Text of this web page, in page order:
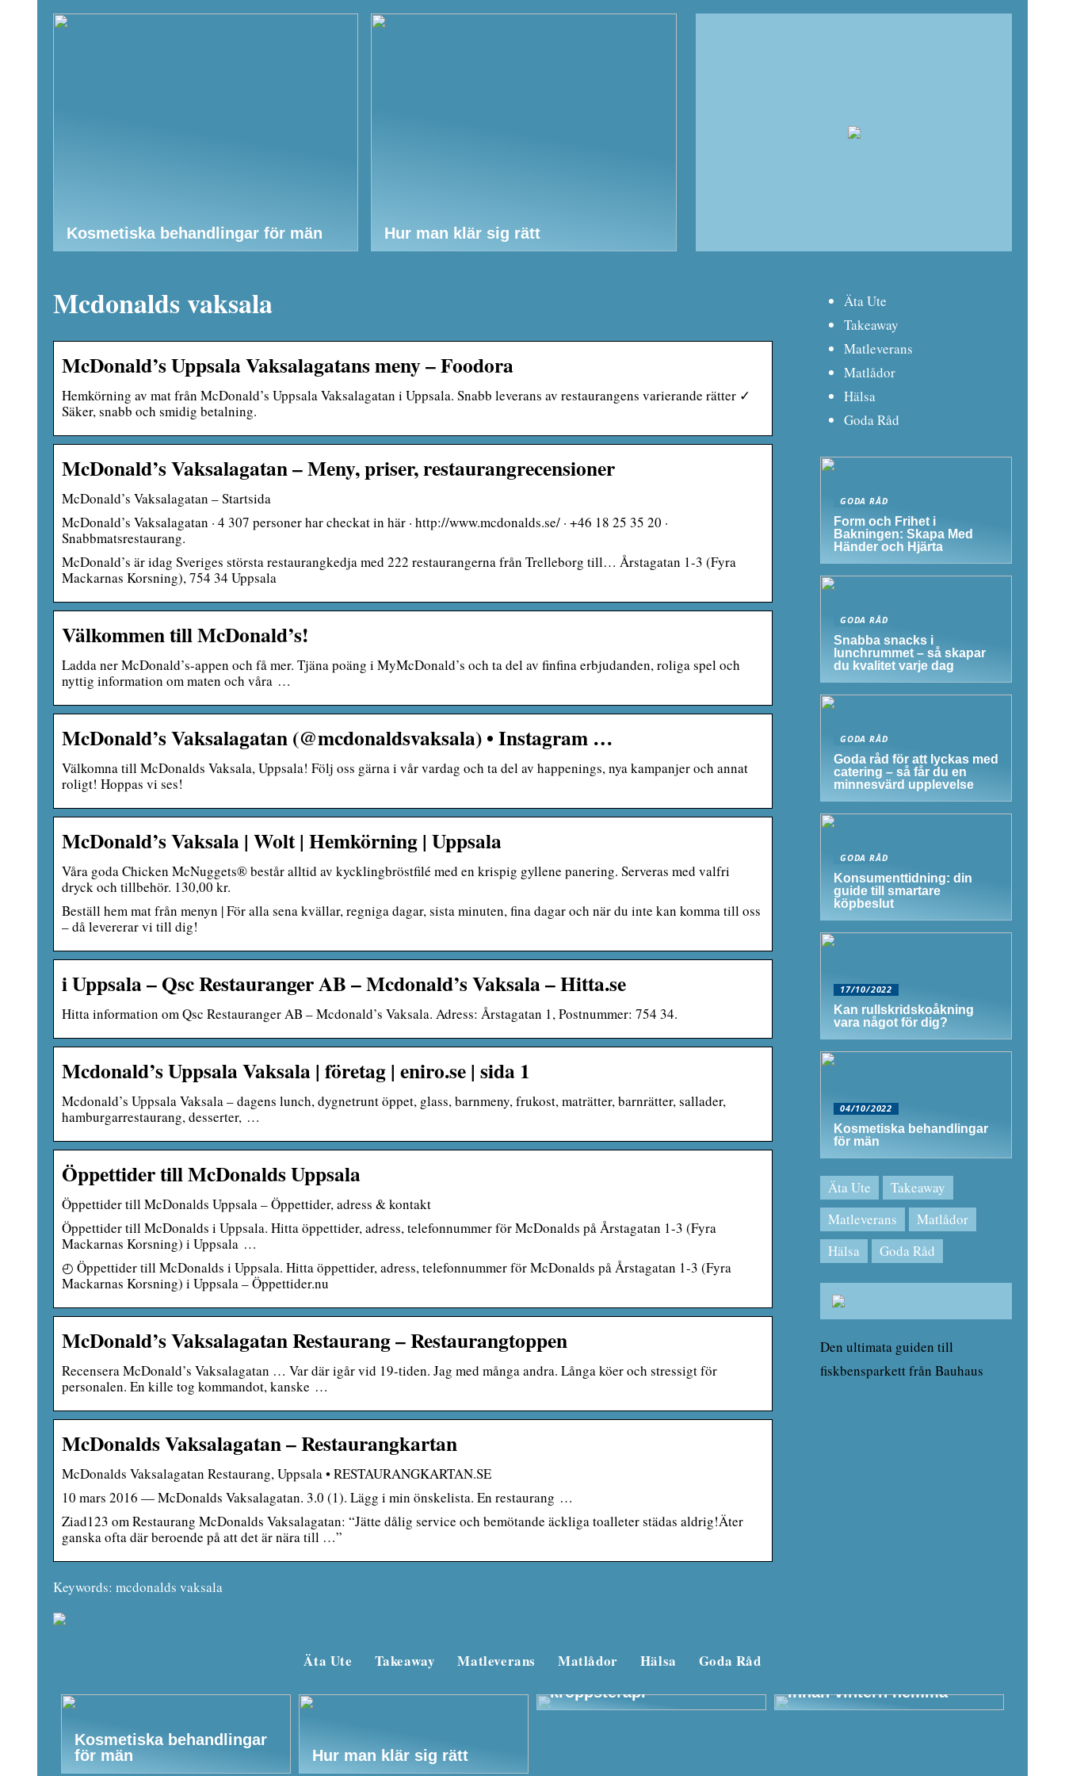
Kosmetiska behandlingar för män Hur man klär sig rätt
Mcdonalds vaksala
McDonald’s Uppsala Vaksalagatans meny – Foodora
Hemkörning av mat från McDonald’s Uppsala Vaksalagatan i Uppsala. Snabb leverans av restaurangens varierande rätter ✓
Säker, snabb och smidig betalning.
McDonald’s Vaksalagatan – Meny, priser, restaurangrecensioner
McDonald’s Vaksalagatan – Startsida
McDonald’s Vaksalagatan · 4 307 personer har checkat in här · http://www.mcdonalds.se/ · +46 18 25 35 20 ·
Snabbmatsrestaurang.
McDonald’s är idag Sveriges största restaurangkedja med 222 restaurangerna från Trelleborg till… Årstagatan 1-3 (Fyra
Mackarnas Korsning), 754 34 Uppsala
Välkommen till McDonald’s!
Ladda ner McDonald’s-appen och få mer. Tjäna poäng i MyMcDonald’s och ta del av finfina erbjudanden, roliga spel och
nyttig information om maten och våra …
McDonald’s Vaksalagatan (@mcdonaldsvaksala) • Instagram …
Välkomna till McDonalds Vaksala, Uppsala! Följ oss gärna i vår vardag och ta del av happenings, nya kampanjer och annat
roligt! Hoppas vi ses!
McDonald’s Vaksala | Wolt | Hemkörning | Uppsala
Våra goda Chicken McNuggets® består alltid av kycklingbröstfilé med en krispig gyllene panering. Serveras med valfri
dryck och tillbehör. 130,00 kr.
Beställ hem mat från menyn | För alla sena kvällar, regniga dagar, sista minuten, fina dagar och när du inte kan komma till oss
– då levererar vi till dig!
i Uppsala – Qsc Restauranger AB – Mcdonald’s Vaksala – Hitta.se
Hitta information om Qsc Restauranger AB – Mcdonald’s Vaksala. Adress: Årstagatan 1, Postnummer: 754 34.
Mcdonald’s Uppsala Vaksala | företag | eniro.se | sida 1
Mcdonald’s Uppsala Vaksala – dagens lunch, dygnetrunt öppet, glass, barnmeny, frukost, maträtter, barnrätter, sallader,
hamburgarrestaurang, desserter, …
Öppettider till McDonalds Uppsala
Öppettider till McDonalds Uppsala – Öppettider, adress & kontakt
Öppettider till McDonalds i Uppsala. Hitta öppettider, adress, telefonnummer för McDonalds på Årstagatan 1-3 (Fyra
Mackarnas Korsning) i Uppsala …
◴ Öppettider till McDonalds i Uppsala. Hitta öppettider, adress, telefonnummer för McDonalds på Årstagatan 1-3 (Fyra
Mackarnas Korsning) i Uppsala – Öppettider.nu
McDonald’s Vaksalagatan Restaurang – Restaurangtoppen
Recensera McDonald’s Vaksalagatan … Var där igår vid 19-tiden. Jag med många andra. Långa köer och stressigt för
personalen. En kille tog kommandot, kanske …
McDonalds Vaksalagatan – Restaurangkartan
McDonalds Vaksalagatan Restaurang, Uppsala • RESTAURANGKARTAN.SE
10 mars 2016 — McDonalds Vaksalagatan. 3.0 (1). Lägg i min önskelista. En restaurang …
Ziad123 om Restaurang McDonalds Vaksalagatan: “Jätte dålig service och bemötande äckliga toalleter städas aldrig!Äter
ganska ofta där beroende på att det är nära till …”
Keywords: mcdonalds vaksala
Äta Ute
Takeaway
Matleverans
Matlådor
Hälsa
Goda Råd
GODA RÅD
Form och Frihet i
Bakningen: Skapa Med
Händer och Hjärta
GODA RÅD
Snabba snacks i
lunchrummet – så skapar
du kvalitet varje dag
GODA RÅD
Goda råd för att lyckas med
catering – så får du en
minnesvärd upplevelse
GODA RÅD
Konsumenttidning: din
guide till smartare
köpbeslut
17/10/2022
Kan rullskridskoåkning
vara något för dig?
04/10/2022
Kosmetiska behandlingar
för män
Äta Ute
Takeaway
Matleverans
Matlådor
Hälsa
Goda Råd
Den ultimata guiden till
fiskbensparkett från Bauhaus
Äta Ute Takeaway Matleverans Matlådor Hälsa Goda Råd
Kosmetiska behandlingar
för män
Hur man klär sig rätt
Beautyforum.dk Gör något
kroppsterapi
innan vintern hemma